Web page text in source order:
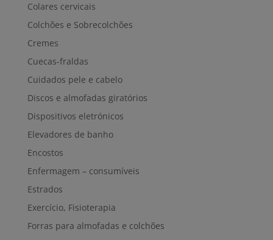
Colares cervicais
Colchões e Sobrecolchões
Cremes
Cuecas-fraldas
Cuidados pele e cabelo
Discos e almofadas giratórios
Dispositivos eletrónicos
Elevadores de banho
Encostos
Enfermagem – consumíveis
Estrados
Exercício, Fisioterapia
Forras para almofadas e colchões